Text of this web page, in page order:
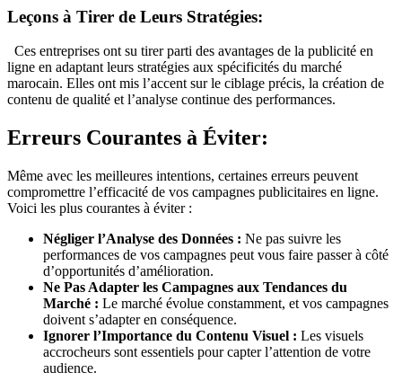
Leçons à Tirer de Leurs Stratégies:
Ces entreprises ont su tirer parti des avantages de la publicité en
ligne en adaptant leurs stratégies aux spécificités du marché
marocain. Elles ont mis l’accent sur le ciblage précis, la création de
contenu de qualité et l’analyse continue des performances.
Erreurs Courantes à Éviter:
Même avec les meilleures intentions, certaines erreurs peuvent
compromettre l’efficacité de vos campagnes publicitaires en ligne.
Voici les plus courantes à éviter :
Négliger l’Analyse des Données : Ne pas suivre les
performances de vos campagnes peut vous faire passer à côté
d’opportunités d’amélioration.
Ne Pas Adapter les Campagnes aux Tendances du
Marché : Le marché évolue constamment, et vos campagnes
doivent s’adapter en conséquence.
Ignorer l’Importance du Contenu Visuel : Les visuels
accrocheurs sont essentiels pour capter l’attention de votre
audience.